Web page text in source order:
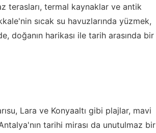
terasları, termal kaynaklar ve antik
sıcak su havuzlarında yüzmek,
doğanın harikası ile tarih arasında bir
Lara ve Konyaaltı gibi plajlar, mavi
tarihi mirası da unutulmaz bir